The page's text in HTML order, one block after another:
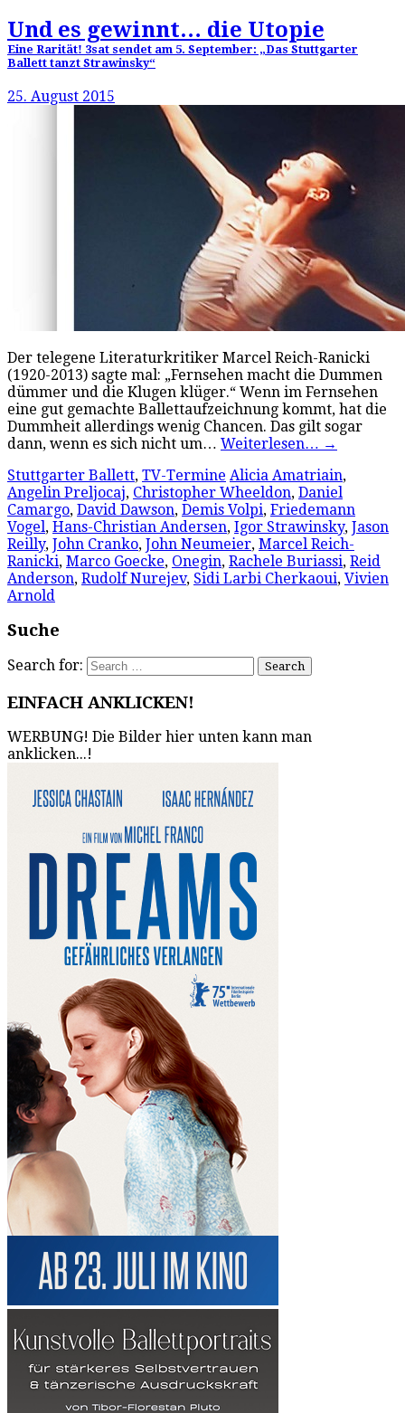
Und es gewinnt… die Utopie
Eine Rarität! 3sat sendet am 5. September: „Das Stuttgarter
Ballett tanzt Strawinsky“
25. August 2015
Der telegene Literaturkritiker Marcel Reich-Ranicki
(1920-2013) sagte mal: „Fernsehen macht die Dummen
dümmer und die Klugen klüger.“ Wenn im Fernsehen
eine gut gemachte Ballettaufzeichnung kommt, hat die
Dummheit allerdings wenig Chancen. Das gilt sogar
dann, wenn es sich nicht um… Weiterlesen… →
Stuttgarter Ballett, TV-Termine Alicia Amatriain,
Angelin Preljocaj, Christopher Wheeldon, Daniel
Camargo, David Dawson, Demis Volpi, Friedemann
Vogel, Hans-Christian Andersen, Igor Strawinsky, Jason
Reilly, John Cranko, John Neumeier, Marcel Reich-
Ranicki, Marco Goecke, Onegin, Rachele Buriassi, Reid
Anderson, Rudolf Nurejev, Sidi Larbi Cherkaoui, Vivien
Arnold
Suche
Search for:
EINFACH ANKLICKEN!
WERBUNG! Die Bilder hier unten kann man
anklicken...!